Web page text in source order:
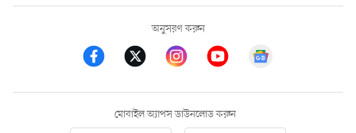
অনুসরণ করুন
মোবাইল অ্যাপস ডাউনলোড করুন